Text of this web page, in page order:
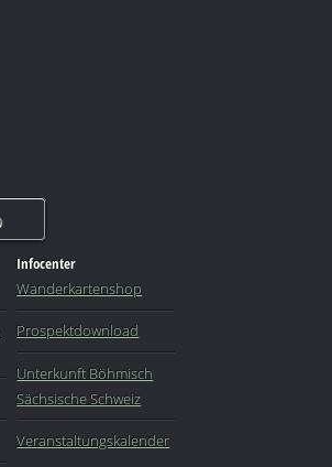
Infocenter
Wanderkartenshop
Prospektdownload
Unterkunft Böhmisch
Sächsische Schweiz
Veranstaltungskalender